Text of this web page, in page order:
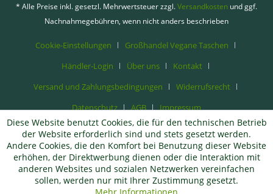
* Alle Preise inkl. gesetzl. Mehrwertsteuer zzgl.Versandkosten und ggf.
Nachnahmegebühren, wenn nicht anders beschrieben
Cookie-Einstellungen
Großhandel Vegane Taschen
Händler-Login
Über uns
Kontakt
Versand und Zahlungsbedingungen
Widerrufsrecht
Datenschutz
AGB Impressum
Diese Website benutzt Cookies, die für den technischen Betrieb
der Website erforderlich sind und stets gesetzt werden.
Andere Cookies, die den Komfort bei Benutzung dieser Website
erhöhen, der Direktwerbung dienen oder die Interaktion mit
anderen Websites und sozialen Netzwerken vereinfachen
sollen, werden nur mit Ihrer Zustimmung gesetzt.